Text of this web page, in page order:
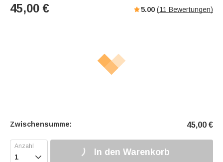
45,00 € 5.00 (11 Bewertungen)
Zwischensumme: 45,00 €
 In den Warenkorb